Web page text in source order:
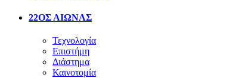
22ΟΣ ΑΙΩΝΑΣ
Τεχνολογία
Επιστήμη
Διάστημα
Καινοτομία